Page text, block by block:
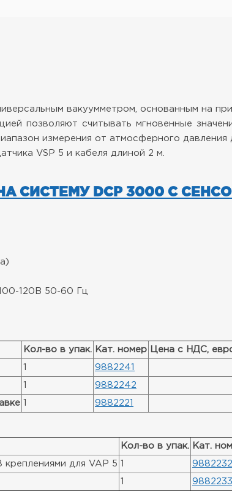
вакуумметром, основанным на
позволяют считывать мгновенные
измерения от атмосферного давления
VSP 5 и кабеля длиной 2 м.
СИСТЕМУ DCP 3000 С
120В 50-60 Гц
Кол-во в упак. Кат. номер Цена с НДС,
9882241
9882242
9882221
Кол-во в упак. Кат.
креплениями для VAP 5 9882232
9882233